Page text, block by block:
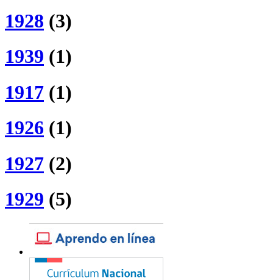
1928 (3)
1939 (1)
1917 (1)
1926 (1)
1927 (2)
1929 (5)